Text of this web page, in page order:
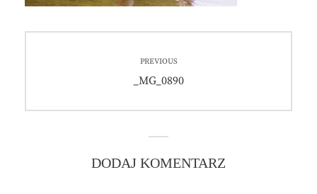
PREVIOUS
Previous
_MG_0890
DODAJ KOMENTARZ